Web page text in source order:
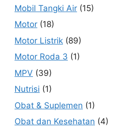
Mobil Tangki Air (15)
Motor (18)
Motor Listrik (89)
Motor Roda 3 (1)
MPV (39)
Nutrisi (1)
Obat & Suplemen (1)
Obat dan Kesehatan (4)